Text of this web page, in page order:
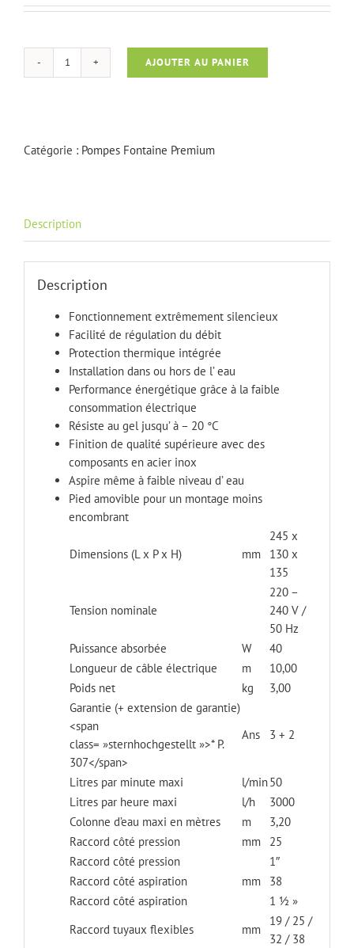
quantité
Premium
AJOUTER AU PANIER
Catégorie : Pompes Fontaine Premium
Description
Description
Fonctionnement extrêmement silencieux
Facilité de régulation du débit
Protection thermique intégrée
Installation dans ou hors de l’ eau
Performance énergétique grâce à la faible
consommation électrique
Résiste au gel jusqu’ à – 20 °C
Finition de qualité supérieure avec des
composants en acier inox
Aspire même à faible niveau d’ eau
Pied amovible pour un montage moins
encombrant
Dimensions (L x P x H) mm
245 x
130 x
135
Tension nominale
220 –
240 V /
50 Hz
Puissance absorbée
W
40
Longueur de câble électrique
m
10,00
Poids net
kg
3,00
Garantie (+ extension de garantie)
<span
class= »sternhochgestellt »>* P.
307</span>
Ans 3 + 2
Litres par minute maxi l/min50
Litres par heure maxi
l/h
3000
Colonne d’eau maxi en mètres
m
3,20
Raccord côté pression
mm
25
Raccord côté pression
1″
Raccord côté aspiration
mm
38
Raccord côté aspiration
1 ½ »
Raccord tuyaux flexibles
mm
19 / 25 /
32 / 38